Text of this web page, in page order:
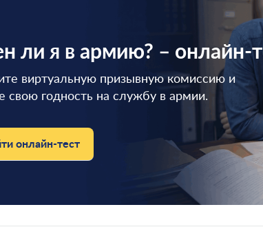
ли я в армию? – онлайн-
виртуальную призывную комиссию и
свою годность на службу в армии.
онлайн-тест